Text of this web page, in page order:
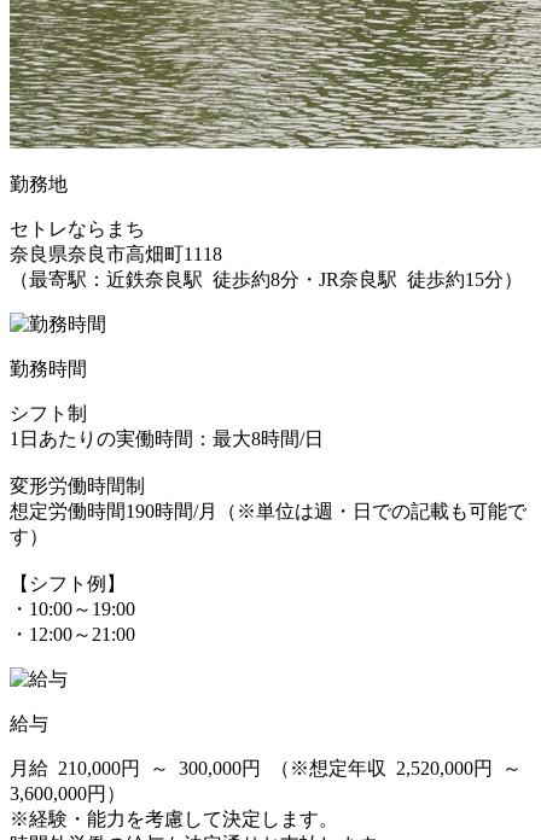
勤務地
セトレならまち
奈良県奈良市高畑町1118
（最寄駅：近鉄奈良駅 徒歩約8分・JR奈良駅 徒歩約15分）
勤務時間
シフト制
1日あたりの実働時間：最大8時間/日
変形労働時間制
想定労働時間190時間/月（※単位は週・日での記載も可能で
す）
【シフト例】
・10:00～19:00
・12:00～21:00
給与
月給 210,000円 ～ 300,000円 （※想定年収 2,520,000円 ～
3,600,000円）
※経験・能力を考慮して決定します。